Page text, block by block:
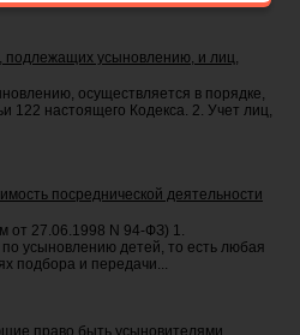
подлежащих усыновлению, и лиц,
осуществляется в порядке,
122 настоящего Кодекса. 2. Учет лиц,
посреднической деятельности
от 27.06.1998 N 94-ФЗ) 1.
усыновлению детей, то есть любая
подбора и передачи...
право быть усыновителями